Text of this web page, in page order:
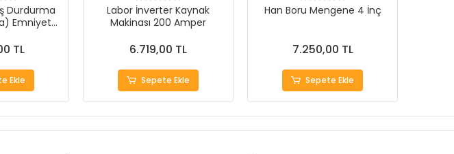
Durdurma
Emniyet
TL
Ekle
Labor İnverter Kaynak
Makinası 200 Amper
6.719,00 TL
Sepete Ekle
Han Boru Mengene 4 İnç
7.250,00 TL
Sepete Ekle